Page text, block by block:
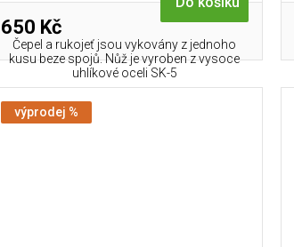
650 Kč
Čepel a rukojeť jsou vykovány z jednoho
kusu beze spojů. Nůž je vyroben z vysoce
uhlíkové oceli SK-5
výprodej %